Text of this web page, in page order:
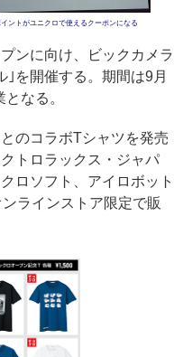
イントがユニクロで使えるクーポンになる
ンに向け、ビックカメラ
｣を開催する。期間は9月
なる。
のコラボTシャツを発売
トロラックス・ジャパ
ロソフト、アイロボット
ラインストア限定で販